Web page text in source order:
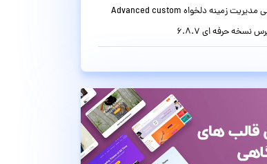
افزونه فارسی مدیریت زمینه دلخواه Advanced custom